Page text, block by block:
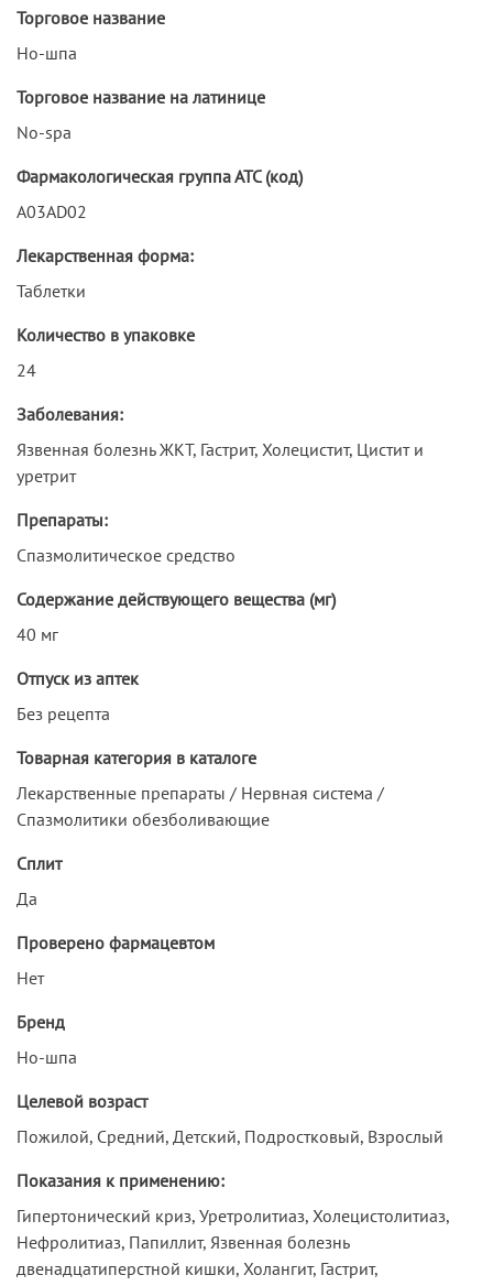
Торговое название
Но-шпа
Торговое название на латинице
No-spa
Фармакологическая группа АТС (код)
A03AD02
Лекарственная форма:
Таблетки
Количество в упаковке
24
Заболевания:
Язвенная болезнь ЖКТ, Гастрит, Холецистит, Цистит и
уретрит
Препараты:
Спазмолитическое средство
Содержание действующего вещества (мг)
40 мг
Отпуск из аптек
Без рецепта
Товарная категория в каталоге
Лекарственные препараты / Нервная система /
Спазмолитики обезболивающие
Сплит
Да
Проверено фармацевтом
Нет
Бренд
Но-шпа
Целевой возраст
Пожилой, Средний, Детский, Подростковый, Взрослый
Показания к применению:
Гипертонический криз, Уретролитиаз, Холецистолитиаз,
Нефролитиаз, Папиллит, Язвенная болезнь
двенадцатиперстной кишки, Холангит, Гастрит,